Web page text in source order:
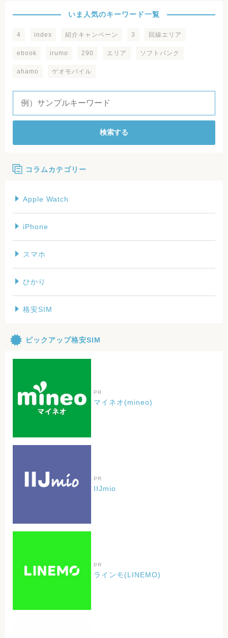
いま人気のキーワード一覧
4 index 紹介キャンペーン 3 回線エリア
ebook irumo 290 エリア ソフトバンク
ahamo ゲオモバイル
検索する
コラムカテゴリー
Apple Watch
iPhone
スマホ
ひかり
格安SIM
ピックアップ格安SIM
PR
マイネオ(mineo)
PR
IIJmio
PR
ラインモ(LINEMO)